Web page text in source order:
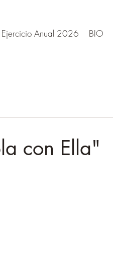
Ejercicio Anual 2026 BIO
con Ella"